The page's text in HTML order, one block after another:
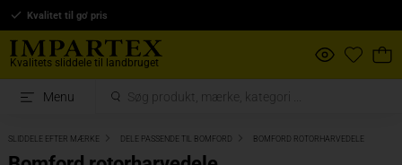
Kvalitet til go' pris
Kvalitets sliddele til landbruget
Menu
SLIDDELE EFTER MÆRKE DELE PASSENDE TIL BOMFORD BOMFORD ROTORHARVEDELE